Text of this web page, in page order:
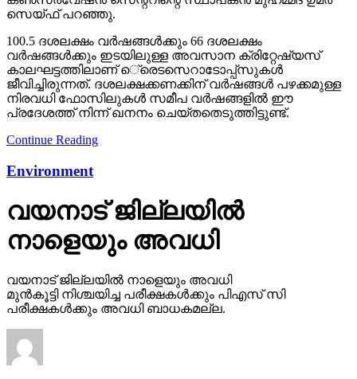
സെയ്ഫ് പറഞ്ഞു.
100.5 ദശലക്ഷം വര്‍ഷങ്ങള്‍ക്കും 66 ദശലക്ഷം
വര്‍ഷങ്ങള്‍ക്കും ഇടയിലുള്ള അവസാന ക്രിറ്റേഷ്യസ്
കാലഘട്ടത്തിലാണ് െ്രെടസെറാടോപ്പ്‌സുകള്‍
ജീവിച്ചിരുന്നത്. ദശലക്ഷക്കണക്കിന് വര്‍ഷങ്ങള്‍ പഴക്കമുള്ള
നിരവധി ഫോസിലുകള്‍ സമീപ വര്‍ഷങ്ങളില്‍ ഈ
പ്രദേശത്ത് നിന്ന് ഖനനം ചെയ്തതെടുത്തിട്ടുണ്ട്.
Continue Reading
Environment
വയനാട് ജില്ലയില്‍
നാളെയും അവധി
വയനാട് ജില്ലയില്‍ നാളെയും അവധി
മുന്‍കൂട്ടി നിശ്ചയിച്ച പരീക്ഷകള്‍ക്കും പിഎസ് സി
പരീക്ഷകള്‍ക്കും അവധി ബാധകമല്ല.